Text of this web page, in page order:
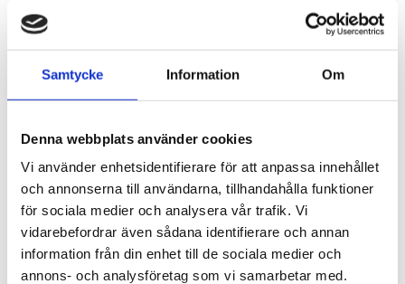
Samtycke Information Om
Denna webbplats använder cookies
Vi använder enhetsidentifierare för att anpassa innehållet
och annonserna till användarna, tillhandahålla funktioner
för sociala medier och analysera vår trafik. Vi
vidarebefordrar även sådana identifierare och annan
information från din enhet till de sociala medier och
annons- och analysföretag som vi samarbetar med.
THULE PRORIDE BLACK
Storsäljande
2 395kr
2 595kr
THULE DOCKGLIDE
Horisontell kajakhållare
1 495
3 145kr
Lägg till i favoriter